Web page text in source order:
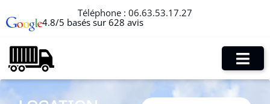
Téléphone : 06.63.53.17.27
4.8/5 basés sur 628 avis